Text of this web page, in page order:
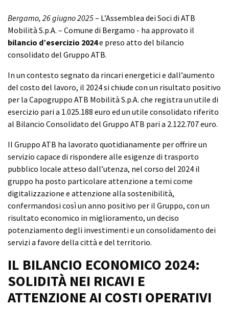
Bergamo, 26 giugno 2025– L’Assemblea dei Soci di ATB
Mobilità S.p.A. – Comune di Bergamo - ha approvato il
bilancio d’esercizio 2024e preso atto del bilancio
consolidato del Gruppo ATB.
In un contesto segnato da rincari energetici e dall’aumento
del costo del lavoro, il 2024 si chiude con un risultato positivo
per la Capogruppo ATB Mobilità S.p.A. che registra un utile di
esercizio pari a 1.025.188 euro ed un utile consolidato riferito
al Bilancio Consolidato del Gruppo ATB pari a 2.122.707 euro.
Il Gruppo ATB ha lavorato quotidianamente per offrire un
servizio capace di rispondere alle esigenze di trasporto
pubblico locale atteso dall’utenza, nel corso del 2024 il
gruppo ha posto particolare attenzione a temi come
digitalizzazione e attenzione alla sostenibilità,
confermandosi così un anno positivo per il Gruppo, con un
risultato economico in miglioramento, un deciso
potenziamento degli investimenti e un consolidamento dei
servizi a favore della città e del territorio.
IL BILANCIO ECONOMICO 2024:
SOLIDITÀ NEI RICAVI E
ATTENZIONE AI COSTI OPERATIVI